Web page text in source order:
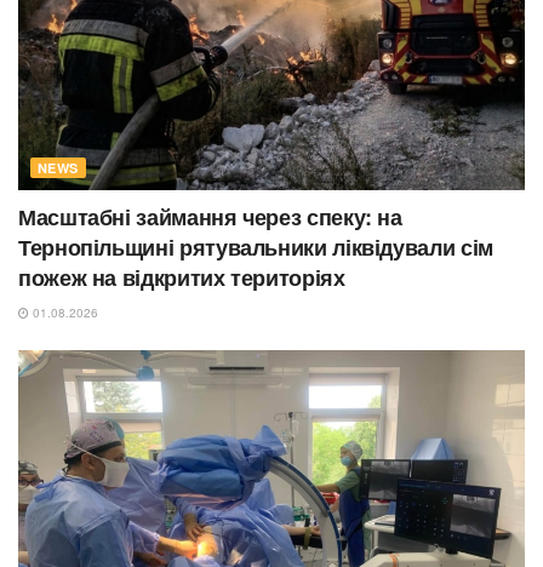
NEWS
Масштабні займання через спеку: на
Тернопільщині рятувальники ліквідували сім
пожеж на відкритих територіях
01.08.2026